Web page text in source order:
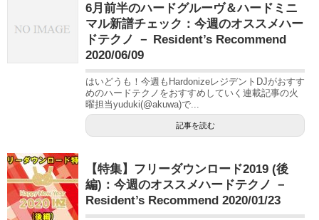
6月前半のハードグルーヴ＆ハードミニ
マル新譜チェック：今週のオススメハー
ドテクノ － Resident’s Recommend
2020/06/09
はいどうも！今週もHardonizeレジデントDJがおすす
めのハードテクノをおすすめしていく連載記事の火
曜担当yuduki(@akuwa)で...
記事を読む
【特集】フリーダウンロード2019 (後
編)：今週のオススメハードテクノ －
Resident’s Recommend 2020/01/23